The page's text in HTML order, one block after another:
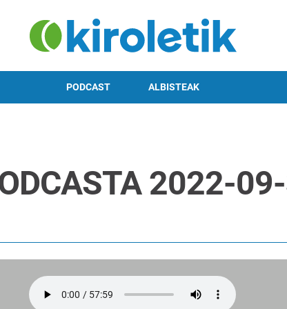
PODCAST ALBISTEAK
2022-